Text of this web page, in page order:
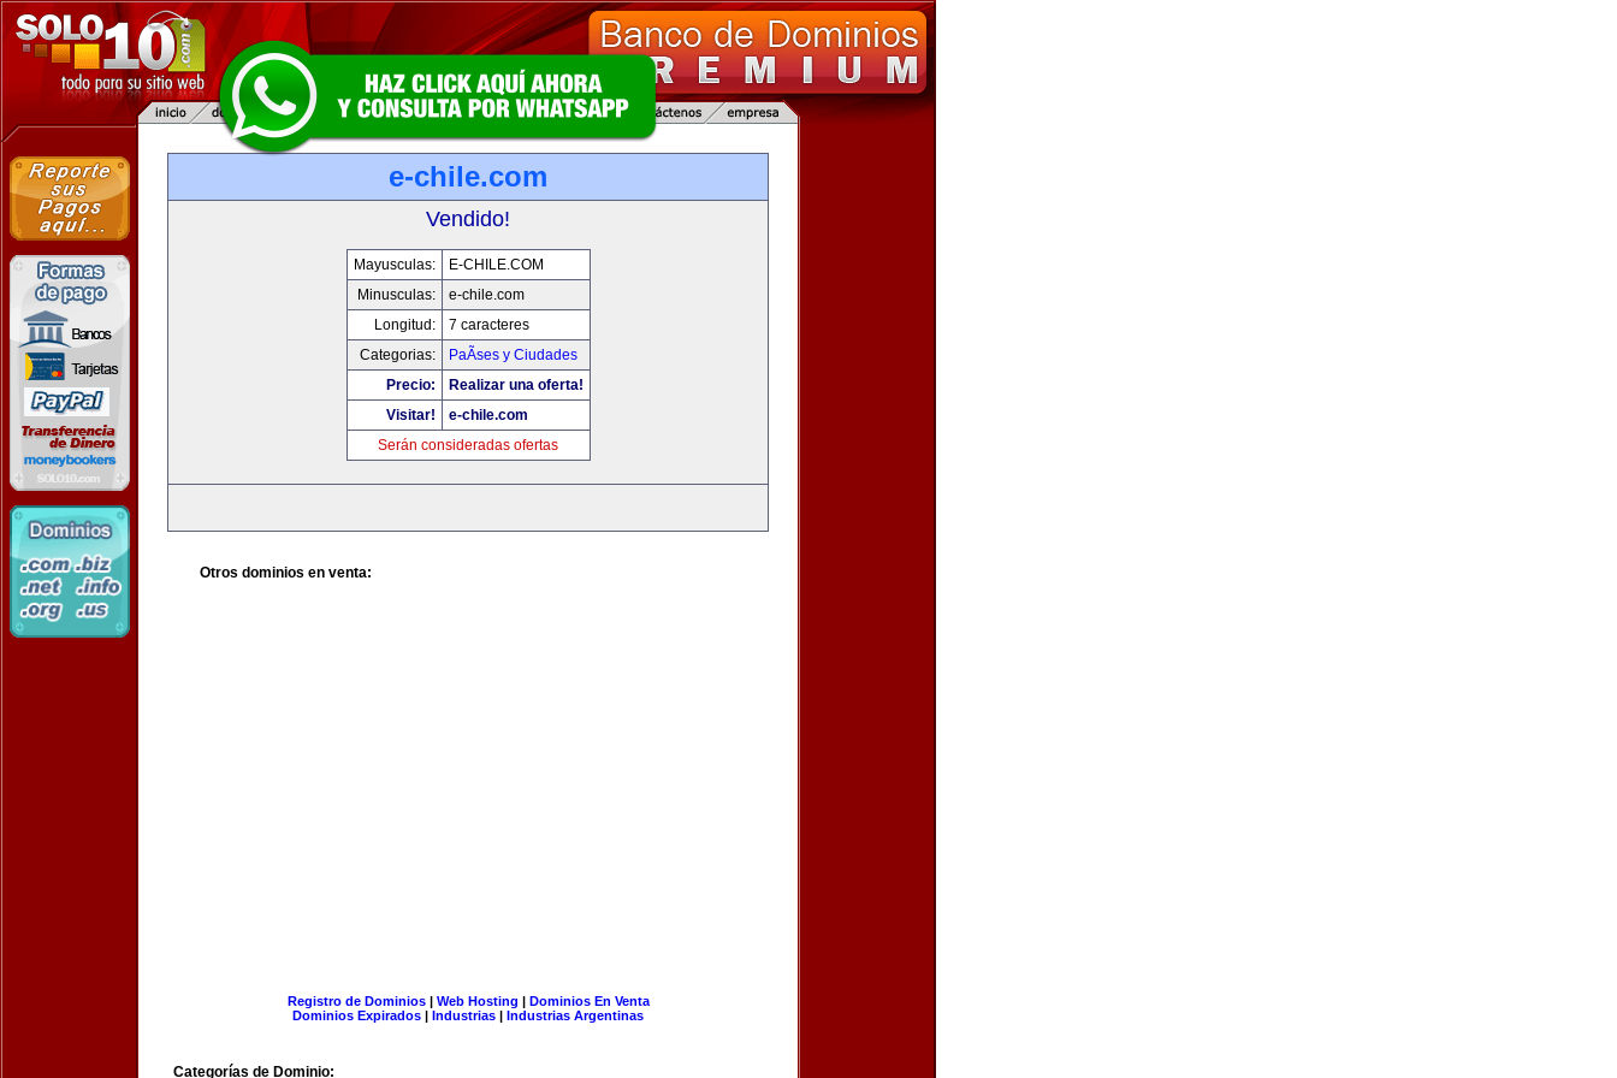
e-chile.com
Vendido!
Mayusculas:
E-CHILE.COM
Minusculas:
e-chile.com
Longitud:
7 caracteres
Categorias:
PaÃ­ses y Ciudades
Precio:
Realizar una oferta!
Visitar!
e-chile.com
Serán consideradas ofertas
Otros dominios en venta:
Registro de Dominios| Web Hosting | Dominios En Venta
Dominios Expirados | Industrias | Industrias Argentinas
Categorías de Dominio: